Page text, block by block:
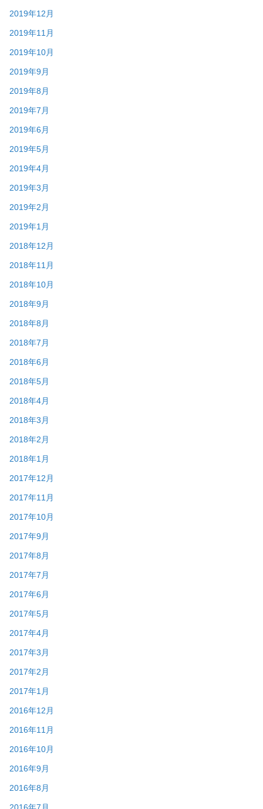
2019年12月
2019年11月
2019年10月
2019年9月
2019年8月
2019年7月
2019年6月
2019年5月
2019年4月
2019年3月
2019年2月
2019年1月
2018年12月
2018年11月
2018年10月
2018年9月
2018年8月
2018年7月
2018年6月
2018年5月
2018年4月
2018年3月
2018年2月
2018年1月
2017年12月
2017年11月
2017年10月
2017年9月
2017年8月
2017年7月
2017年6月
2017年5月
2017年4月
2017年3月
2017年2月
2017年1月
2016年12月
2016年11月
2016年10月
2016年9月
2016年8月